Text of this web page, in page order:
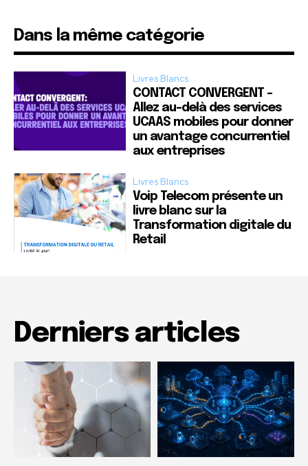
Dans la même catégorie
Livres Blancs
CONTACT CONVERGENT –
Allez au-delà des services
UCAAS mobiles pour donner
un avantage concurrentiel
aux entreprises
Livres Blancs
Voip Telecom présente un
livre blanc sur la
Transformation digitale du
Retail
Derniers articles